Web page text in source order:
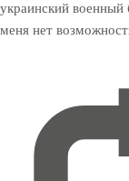
украинский военный
меня нет